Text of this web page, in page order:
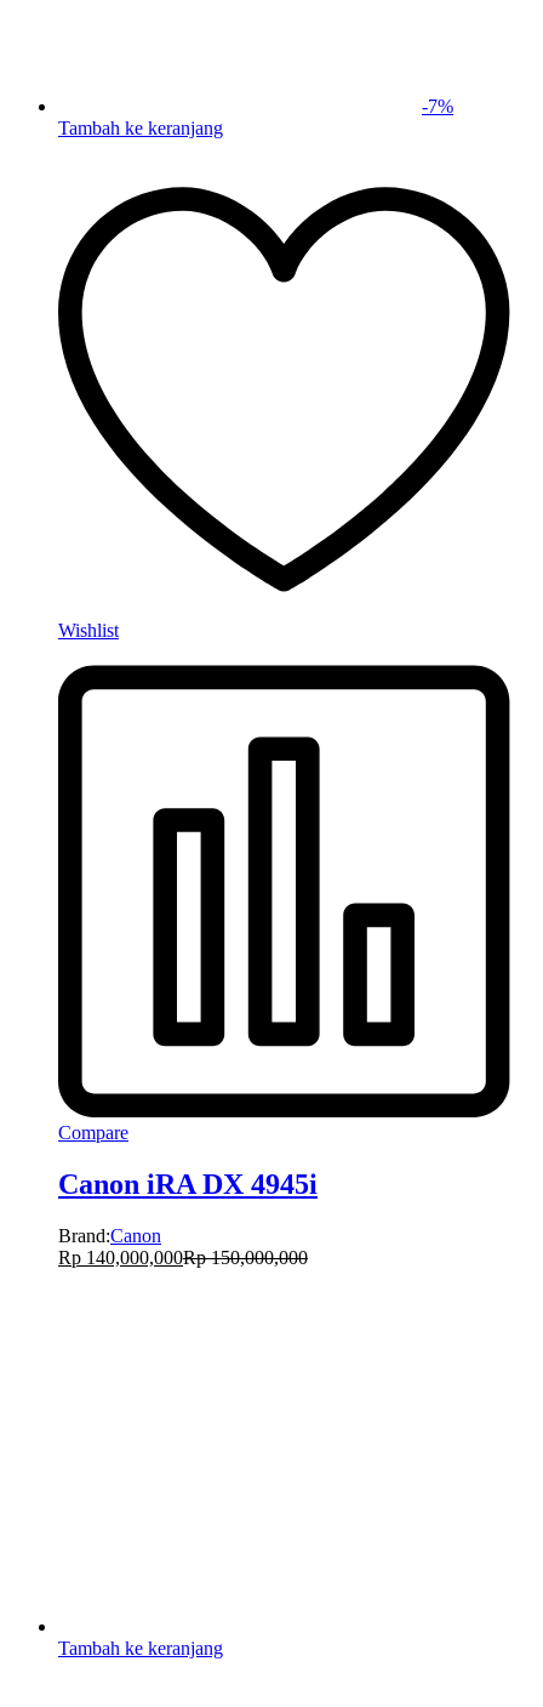
-7%
Tambah ke keranjang
Wishlist
Compare
Canon iRA DX 4945i
Brand:Canon
Rp 140,000,000Rp150,000,000
Tambah ke keranjang